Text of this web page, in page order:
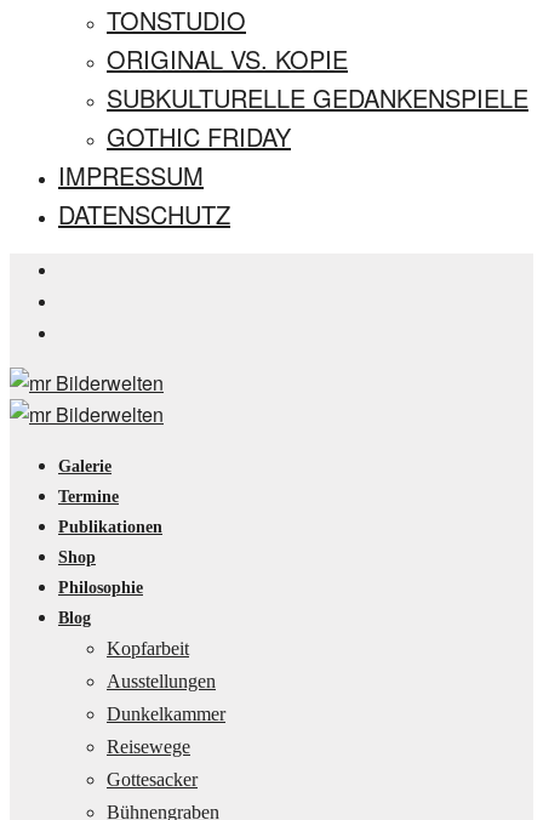
TONSTUDIO
ORIGINAL VS. KOPIE
SUBKULTURELLE GEDANKENSPIELE
GOTHIC FRIDAY
IMPRESSUM
DATENSCHUTZ
Galerie
Termine
Publikationen
Shop
Philosophie
Blog
Kopfarbeit
Ausstellungen
Dunkelkammer
Reisewege
Gottesacker
Bühnengraben